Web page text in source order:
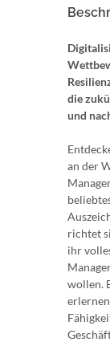
die
und
an der
richtet
ihr
wollen.